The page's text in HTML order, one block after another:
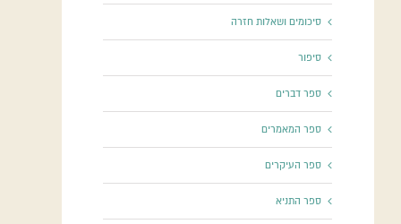
סיכומים ושאלות חזרה
סיפור
ספר דברים
ספר המאמרים
ספר העיקרים
ספר התניא